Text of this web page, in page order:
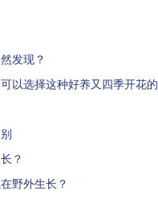
发现？
以选择这种好养又四季开花的
？
野外生长？